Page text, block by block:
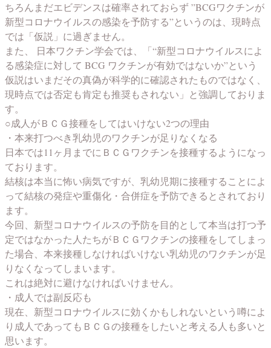
ちろんまだエビデンスは確率されておらず ”BCGワクチンが
新型コロナウイルスの感染を予防する”というのは、現時点
では「仮説」に過ぎません。
また、 日本ワクチン学会では、「“新型コロナウイルスによ
る感染症に対して BCG ワクチンが有効ではないか”という
仮説はいまだその真偽が科学的に確認されたものではなく、
現時点では否定も肯定も推奨もされない」と強調しておりま
す。
○成人がＢＣＧ接種をしてはいけない2つの理由
・本来打つべき乳幼児のワクチンが足りなくなる
日本では11ヶ月までにＢＣＧワクチンを接種するようになっ
ております。
結核は本当に怖い病気ですが、乳幼児期に接種することによ
って結核の発症や重傷化・合併症を予防できるとされており
ます。
今回、新型コロナウイルスの予防を目的として本当は打つ予
定ではなかった人たちがＢＣＧワクチンの接種をしてしまっ
た場合、本来接種しなければいけない乳幼児のワクチンが足
りなくなってしまいます。
これは絶対に避けなければいけません。
・成人では副反応も
現在、新型コロナウイルスに効くかもしれないという噂によ
り成人であってもＢＣＧの接種をしたいと考える人も多いと
思います。